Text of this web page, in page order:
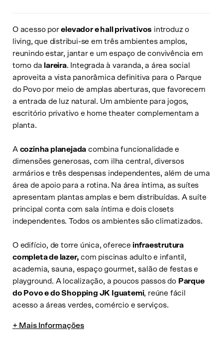
O acesso porelevador e hall privativos introduz o
living, que distribui-se em três ambientes amplos,
reunindo estar, jantar e um espaço de convivência em
torno da lareira. Integrada à varanda, a área social
aproveita a vista panorâmica definitiva para o Parque
do Povo por meio de amplas aberturas, que favorecem
a entrada de luz natural. Um ambiente para jogos,
escritório privativo e home theater complementam a
planta.
A cozinha planejada combina funcionalidade e
dimensões generosas, com ilha central, diversos
armários e três despensas independentes, além de uma
área de apoio para a rotina. Na área íntima, as suítes
apresentam plantas amplas e bem distribuídas. A suíte
principal conta com sala íntima e dois closets
independentes. Todos os ambientes são climatizados.
O edifício, de torre única, oferece infraestrutura
completa de lazer, com piscinas adulto e infantil,
academia, sauna, espaço gourmet, salão de festas e
playground. A localização, a poucos passos do Parque
do Povo e do Shopping JK Iguatemi, reúne fácil
acesso a áreas verdes, comércio e serviços.
Solicite uma visita
Escolha a data no calendário
Agosto de 2026
Dom Seg Ter Qua Qui Sex
26 27